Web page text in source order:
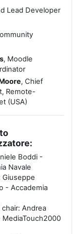
Lead Developer
, Moodle
, Chief
Remote-
(USA)
Boddi -
Navale
Giuseppe
- Accademia
Andrea
MediaTouch2000